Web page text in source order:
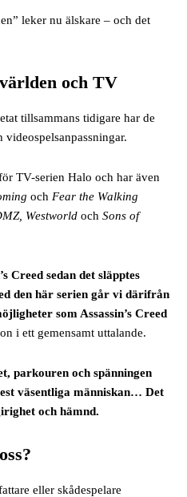
leker nu älskare – och det
och TV
tillsammans tidigare har de
TV-serien Halo och har även
och Fear the Walking
Westworld och Sons of
Creed sedan det släpptes
den här serien går vi därifrån
som Assassin’s Creed
i ett gemensamt uttalande.
parkouren och spänningen
väsentliga människan… Det
och hämnd.
eller skådespelare